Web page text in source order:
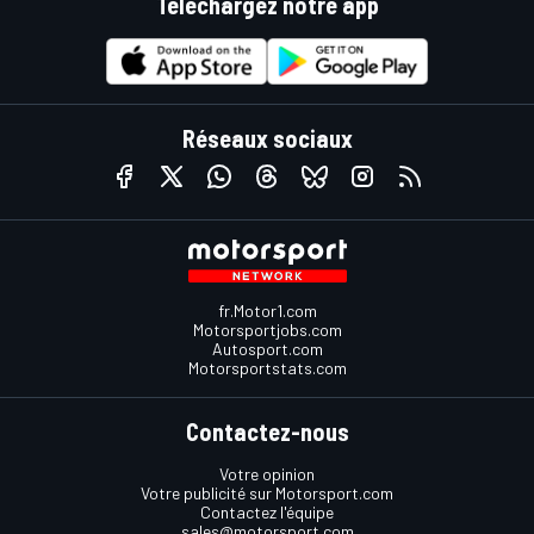
Réseaux sociaux
fr.Motor1.com
Motorsportjobs.com
Autosport.com
Motorsportstats.com
Contactez-nous
Votre opinion
Votre publicité sur Motorsport.com
Contactez l'équipe